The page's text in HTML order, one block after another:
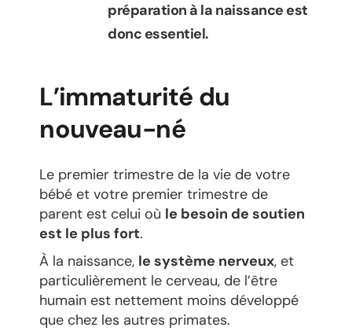
préparation à la naissance est
donc essentiel.
L’immaturité du
nouveau-né
Le premier trimestre de la vie de votre
bébé et votre premier trimestre de
parent est celui où le besoin de soutien
est le plus fort.
À la naissance, le système nerveux, et
particulièrement le cerveau, de l’être
humain est nettement moins développé
que chez les autres primates.